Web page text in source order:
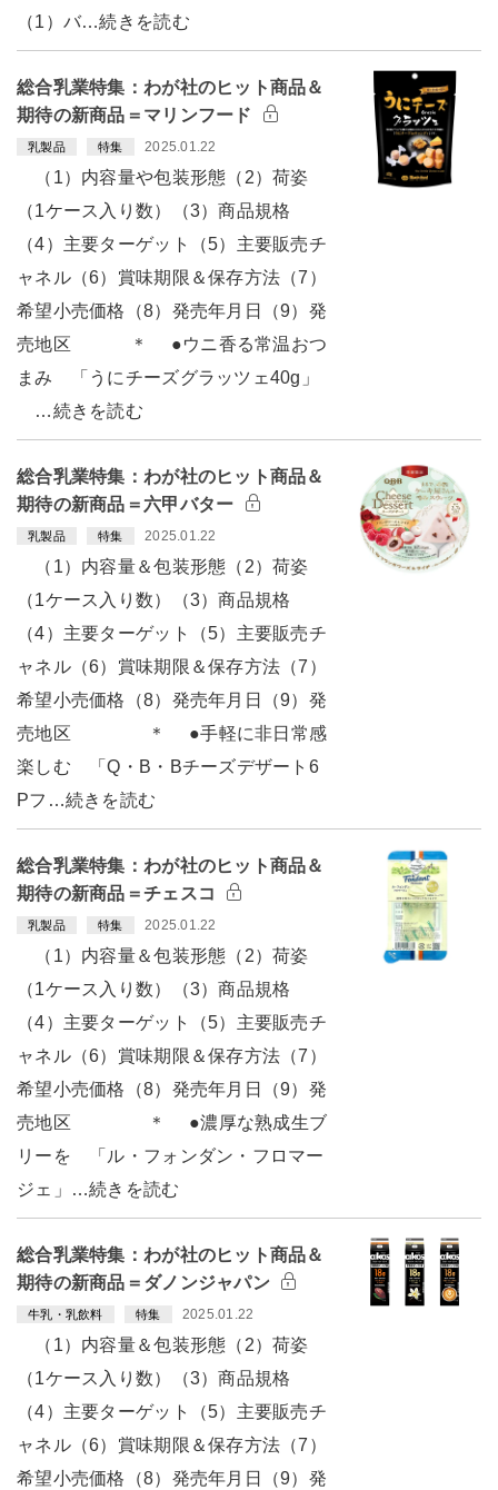
（1）バ…続きを読む
総合乳業特集：わが社のヒット商品＆
期待の新商品＝マリンフード
乳製品 特集 2025.01.22
（1）内容量や包装形態（2）荷姿
（1ケース入り数）（3）商品規格
（4）主要ターゲット（5）主要販売チ
ャネル（6）賞味期限＆保存方法（7）
希望小売価格（8）発売年月日（9）発
売地区 ＊ ●ウニ香る常温おつ
まみ 「うにチーズグラッツェ40g」
…続きを読む
総合乳業特集：わが社のヒット商品＆
期待の新商品＝六甲バター
乳製品 特集 2025.01.22
（1）内容量＆包装形態（2）荷姿
（1ケース入り数）（3）商品規格
（4）主要ターゲット（5）主要販売チ
ャネル（6）賞味期限＆保存方法（7）
希望小売価格（8）発売年月日（9）発
売地区 ＊ ●手軽に非日常感
楽しむ 「Q・B・Bチーズデザート6
Pフ…続きを読む
総合乳業特集：わが社のヒット商品＆
期待の新商品＝チェスコ
乳製品 特集 2025.01.22
（1）内容量＆包装形態（2）荷姿
（1ケース入り数）（3）商品規格
（4）主要ターゲット（5）主要販売チ
ャネル（6）賞味期限＆保存方法（7）
希望小売価格（8）発売年月日（9）発
売地区 ＊ ●濃厚な熟成生ブ
リーを 「ル・フォンダン・フロマー
ジェ」…続きを読む
総合乳業特集：わが社のヒット商品＆
期待の新商品＝ダノンジャパン
牛乳・乳飲料 特集 2025.01.22
（1）内容量＆包装形態（2）荷姿
（1ケース入り数）（3）商品規格
（4）主要ターゲット（5）主要販売チ
ャネル（6）賞味期限＆保存方法（7）
希望小売価格（8）発売年月日（9）発